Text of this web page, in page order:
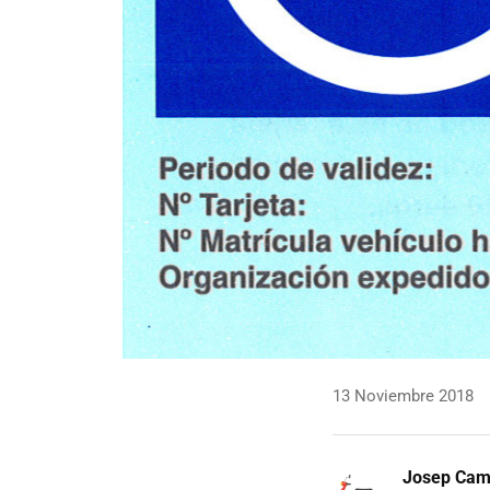
13 Noviembre 2018
Josep